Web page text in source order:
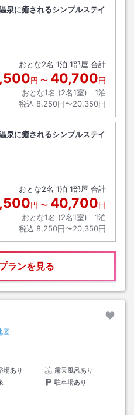
泉に癒されるシンプルステイ
おとな2名 1泊 1部屋 合計
円 〜 40,700円
おとな1名 (2名1室)｜ 1泊
税込 8,250円〜20,350円
泉に癒されるシンプルステイ
おとな2名 1泊 1部屋 合計
円 〜 40,700円
おとな1名 (2名1室)｜ 1泊
税込 8,250円〜20,350円
ランを見る
図
場あり
露天風呂あり
駐車場あり